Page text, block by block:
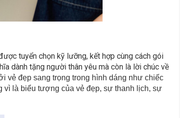
tuyển chọn kỹ lưỡng, kết hợp cùng cách gói
dành tặng người thân yêu mà còn là lời chúc về
vẻ đẹp sang trọng trong hình dáng như chiếc
vì là biểu tượng của vẻ đẹp, sự thanh lịch, sự